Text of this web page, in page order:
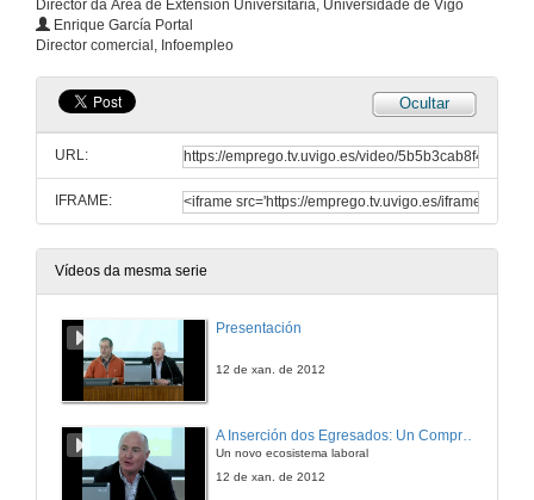
Director da Área de Extensión Universitaria, Universidade de Vigo
Enrique García Portal
Director comercial, Infoempleo
Ocultar
URL:
IFRAME:
Vídeos da mesma serie
Presentación
12 de xan. de 2012
Un novo ecosistema laboral
12 de xan. de 2012